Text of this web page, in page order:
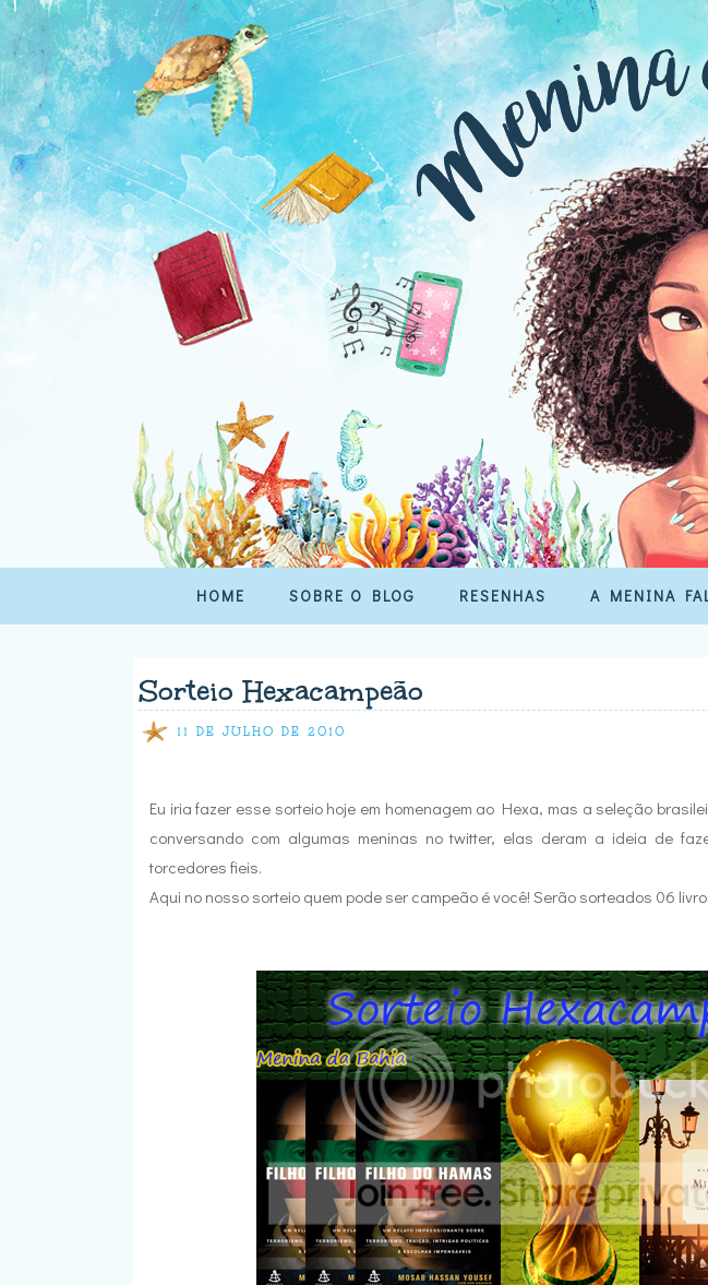
HOME SOBRE O BLOG RESENHAS A MENINA
Sorteio Hexacampeão
11 DE JULHO DE 2010
Eu iria fazer esse sorteio hoje em homenagem ao Hexa, mas a seleção
conversando com algumas meninas no twitter, elas deram a ideia de
torcedores fieis.
Aqui no nosso sorteio quem pode ser campeão é você! Serão sorteados 06